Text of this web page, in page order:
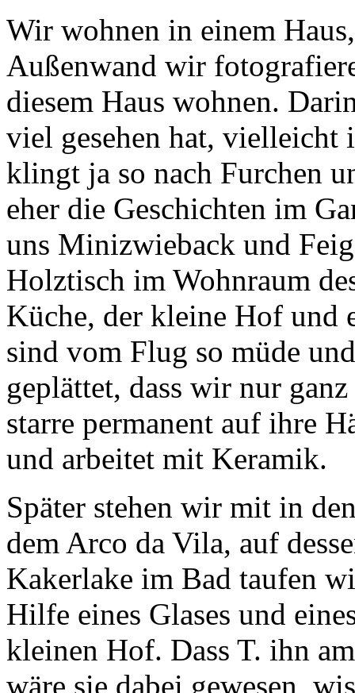
Wir wohnen in einem
Außenwand wir
diesem Haus wohnen.
viel gesehen hat, vielleicht
klingt ja so nach Furchen
eher die Geschichten im
uns Minizwieback und
Holztisch im Wohnraum
Küche, der kleine Hof und
sind vom Flug so müde
geplättet, dass wir nur
starre permanent auf ihre
und arbeitet mit Keramik.
Später stehen wir mit in
dem Arco da Vila, auf
Kakerlake im Bad taufen
Hilfe eines Glases und
kleinen Hof. Dass T. ihn
wäre sie dabei gewesen,